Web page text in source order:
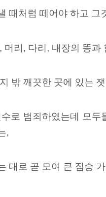
때처럼 떼어야 하고
리, 다리, 내장의 똥과
밖 깨끗한 곳에 있는
로 범죄하였는데 모
,
대로 곧 모여 큰 짐승